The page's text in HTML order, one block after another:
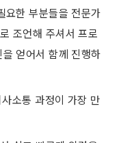
요한 부분들을 전문가
조언해 주셔서 프로
얻어서 함께 진행하
소통 과정이 가장 만